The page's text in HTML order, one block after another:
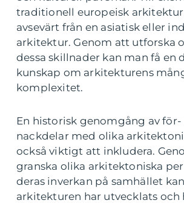
traditionell europeisk arkitektur
avsevärt från en asiatisk eller
arkitektur. Genom att utforska
dessa skillnader kan man få en
kunskap om arkitekturens
komplexitet.
En historisk genomgång av för-
nackdelar med olika
också viktigt att inkludera.
granska olika arkitektoniska
deras inverkan på samhället
arkitekturen har utvecklats och